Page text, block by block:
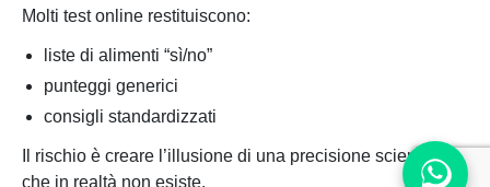
Molti test online restituiscono:
liste di alimenti “sì/no”
punteggi generici
consigli standardizzati
Il rischio è creare l’illusione di una precisione scientifica
che in realtà non esiste.